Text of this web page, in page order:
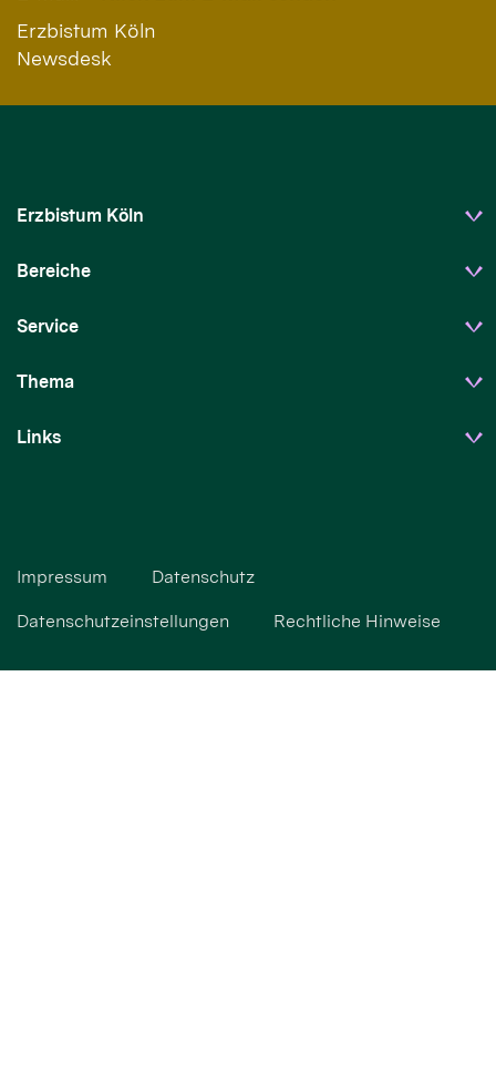
Erzbistum Köln
Newsdesk
Erzbistum Köln
Bereiche
Service
Thema
Links
Impressum Datenschutz
Datenschutzeinstellungen Rechtliche Hinweise